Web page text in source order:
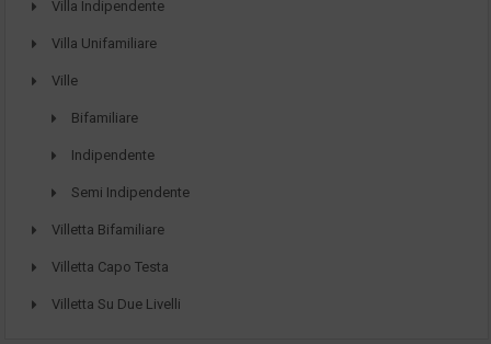
Villa Indipendente
Villa Unifamiliare
Ville
Bifamiliare
Indipendente
Semi Indipendente
Villetta Bifamiliare
Villetta Capo Testa
Villetta Su Due Livelli